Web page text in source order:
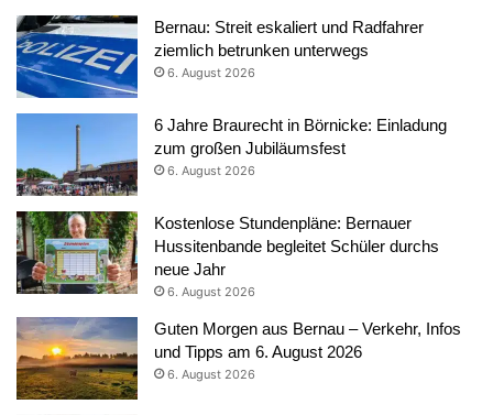
Bernau: Streit eskaliert und Radfahrer
ziemlich betrunken unterwegs
6. August 2026
6 Jahre Braurecht in Börnicke: Einladung
zum großen Jubiläumsfest
6. August 2026
Kostenlose Stundenpläne: Bernauer
Hussitenbande begleitet Schüler durchs
neue Jahr
6. August 2026
Guten Morgen aus Bernau – Verkehr, Infos
und Tipps am 6. August 2026
6. August 2026